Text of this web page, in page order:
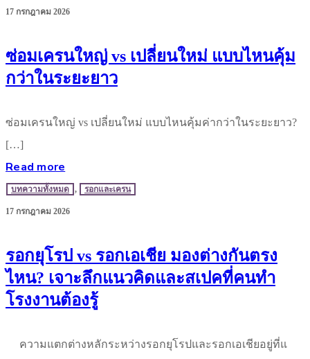
17 กรกฎาคม 2026
ซ่อมเครนใหญ่ vs เปลี่ยนใหม่ แบบไหนคุ้ม
กว่าในระยะยาว
ซ่อมเครนใหญ่ vs เปลี่ยนใหม่ แบบไหนคุ้มค่ากว่าในระยะยาว?
[…]
Read more
บทความทั้งหมด , รอกและเครน
17 กรกฎาคม 2026
รอกยุโรป vs รอกเอเชีย มองต่างกันตรง
ไหน? เจาะลึกแนวคิดและสเปคที่คนทำ
โรงงานต้องรู้
ความแตกต่างหลักระหว่างรอกยุโรปและรอกเอเชียอยู่ที่แ